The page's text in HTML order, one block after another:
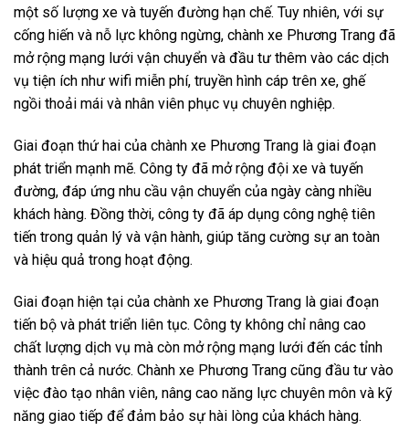
một số lượng xe và tuyến đường hạn chế. Tuy nhiên, với sự
cống hiến và nỗ lực không ngừng, chành xe Phương Trang đã
mở rộng mạng lưới vận chuyển và đầu tư thêm vào các dịch
vụ tiện ích như wifi miễn phí, truyền hình cáp trên xe, ghế
ngồi thoải mái và nhân viên phục vụ chuyên nghiệp.
Giai đoạn thứ hai của chành xe Phương Trang là giai đoạn
phát triển mạnh mẽ. Công ty đã mở rộng đội xe và tuyến
đường, đáp ứng nhu cầu vận chuyển của ngày càng nhiều
khách hàng. Đồng thời, công ty đã áp dụng công nghệ tiên
tiến trong quản lý và vận hành, giúp tăng cường sự an toàn
và hiệu quả trong hoạt động.
Giai đoạn hiện tại của chành xe Phương Trang là giai đoạn
tiến bộ và phát triển liên tục. Công ty không chỉ nâng cao
chất lượng dịch vụ mà còn mở rộng mạng lưới đến các tỉnh
thành trên cả nước. Chành xe Phương Trang cũng đầu tư vào
việc đào tạo nhân viên, nâng cao năng lực chuyên môn và kỹ
năng giao tiếp để đảm bảo sự hài lòng của khách hàng.